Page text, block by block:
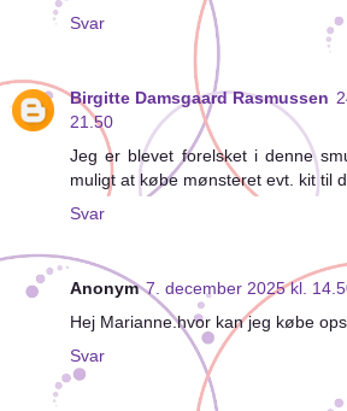
Svar
Birgitte Damsgaard Rasmussen
21.50
Jeg er blevet forelsket i denne
muligt at købe mønsteret evt. kit til
Svar
Anonym 7. december 2025 kl.
Hej Marianne.hvor kan jeg købe
Svar